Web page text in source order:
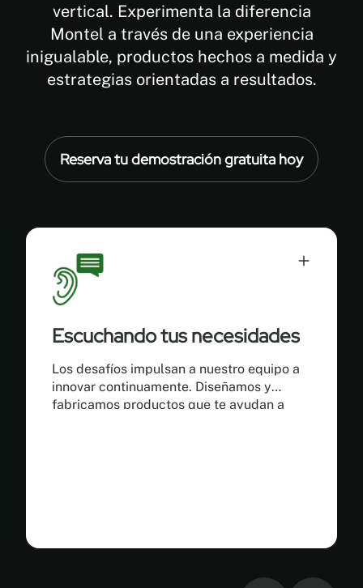
vertical. Experimenta la diferencia
Montel a través de una experiencia
inigualable, productos hechos a medida y
estrategias orientadas a resultados.
Reserva tu demostración gratuita hoy
Escuchando tus necesidades
Los desafíos impulsan a nuestro equipo a
innovar continuamente. Diseñamos y
fabricamos productos que te ayudan a